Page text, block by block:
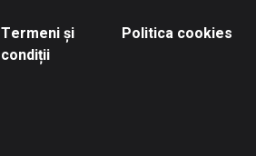
Termeni și
condiții
Politica cookies